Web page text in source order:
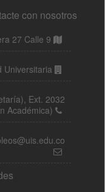
con nosotros
27 Calle 9
Universitaria
Ext. 2032
Académica)